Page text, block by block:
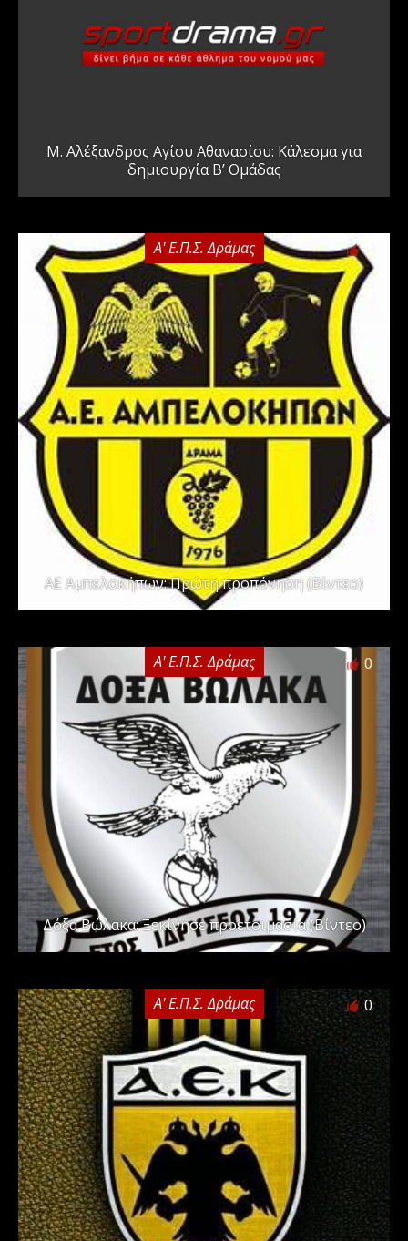
Μ. Αλέξανδρος Αγίου Αθανασίου: Κάλεσμα για
δημιουργία Β’ Ομάδας
Α' Ε.Π.Σ. Δράμας 0
ΑΕ Αμπελοκήπων: Πρώτη προπόνηση (Βίντεο)
Α' Ε.Π.Σ. Δράμας 0
Δόξα Βώλακα: Ξεκίνησε προετοιμασία (Βίντεο)
Α' Ε.Π.Σ. Δράμας 0